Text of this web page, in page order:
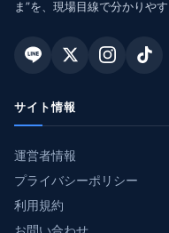
ま”を、現場目線で分かりや
サイト情報
運営者情報
プライバシーポリシー
利用規約
お問い合わせ